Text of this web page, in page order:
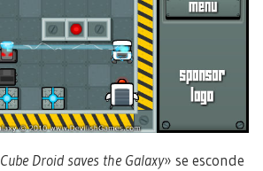
Cube Droid saves the Galaxy» se esconde